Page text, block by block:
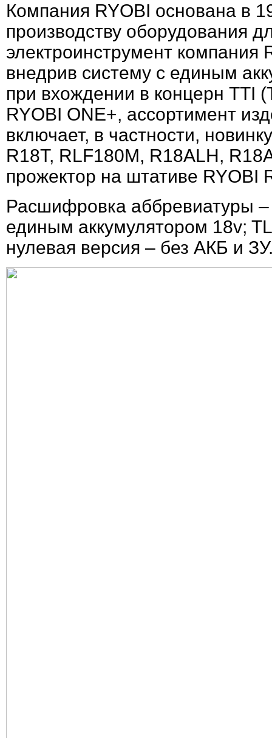
Компания RYOBI основана в
производству оборудования
электроинструмент компания
внедрив систему с единым
при вхождении в концерн TTI
RYOBI ONE+, ассортимент
включает, в частности,
R18T, RLF180M, R18ALH,
прожектор на штативе RYOBI
Расшифровка аббревиатуры
единым аккумулятором 18v;
нулевая версия – без АКБ и